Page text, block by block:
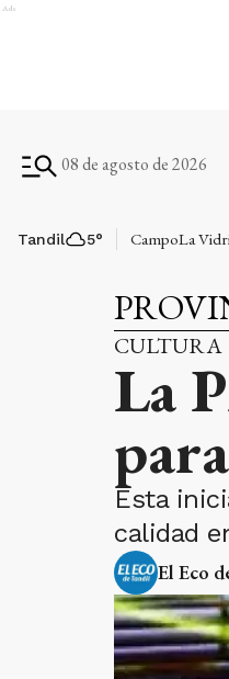
Ads
08 de agosto de 2026
Tandil 5° CampoLa
CULTURA
La
Esta
calidad
El Eco